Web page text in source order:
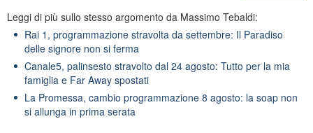
Leggi di più sullo stesso argomento da Massimo Tebaldi:
Rai 1, programmazione stravolta da settembre: Il Paradiso
delle signore non si ferma
Canale5, palinsesto stravolto dal 24 agosto: Tutto per la mia
famiglia e Far Away spostati
La Promessa, cambio programmazione 8 agosto: la soap non
si allunga in prima serata